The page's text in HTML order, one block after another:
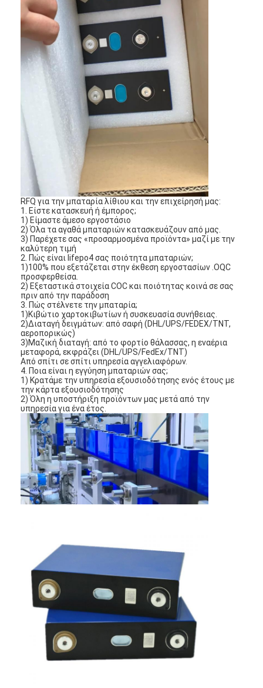
NiMH επαναφορτιζόμενες μπαταρίες
NiCd επαναφορτιζόμενες μπαταρίες
LCD φορτιστής μπαταρίας
πακέτα μπαταριών NiMH
Pack μπαταριών NiCd
πακέτα μπαταριών ιόντων λιθίου
φακός επαναφορτιζόμενη μπαταρία
μπαταρία φωτισμού έκτακτης ανάγκης
Μπαταρία λι Mno2
Μπαταρία λι Socl2
Αρχική μπαταρία λίθιου
υβριδική μπαταρία αυτοκινήτων
RFQ για την μπαταρία λίθιου και την επιχείρησή μας:
1. Είστε κατασκευή ή έμπορος;
1) Είμαστε άμεσο εργοστάσιο
2) Όλα τα αγαθά μπαταριών κατασκευάζουν από μας.
3) Παρέχετε σας «προσαρμοσμένα προϊόντα» μαζί με την
καλύτερη τιμή
2. Πώς είναι lifepo4 σας ποιότητα μπαταριών;
1)100% που εξετάζεται στην έκθεση εργοστασίων .OQC
προσφερθείσα.
2) Εξεταστικά στοιχεία COC και ποιότητας κοινά σε σας
πριν από την παράδοση
3. Πώς στέλνετε την μπαταρία;
1)Κιβώτιο χαρτοκιβωτίων ή συσκευασία συνήθειας.
2)Διαταγή δειγμάτων: από σαφή (DHL/UPS/FEDEX/TNT,
αεροπορικώς)
3)Μαζική διαταγή: από το φορτίο θάλασσας, η εναέρια
μεταφορά, εκφράζει (DHL/UPS/FedEx/TNT)
Από σπίτι σε σπίτι υπηρεσία αγγελιαφόρων.
4. Ποια είναι η εγγύηση μπαταριών σας;
1) Κρατάμε την υπηρεσία εξουσιοδότησης ενός έτους με
την κάρτα εξουσιοδότησης
2) Όλη η υποστήριξη προϊόντων μας μετά από την
υπηρεσία για ένα έτος.